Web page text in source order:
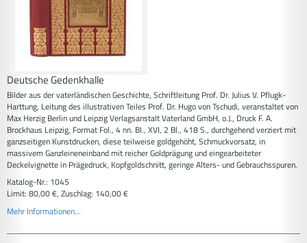
Deutsche Gedenkhalle
Bilder aus der vaterländischen Geschichte, Schriftleitung Prof. Dr. Julius V. Pflugk-
Harttung, Leitung des illustrativen Teiles Prof. Dr. Hugo von Tschudi, veranstaltet von
Max Herzig Berlin und Leipzig Verlagsanstalt Vaterland GmbH, o.J., Druck F. A.
Brockhaus Leipzig, Format Fol., 4 nn. Bl., XVI, 2 Bl., 418 S., durchgehend verziert mit
ganzseitigen Kunstdrucken, diese teilweise goldgehöht, Schmuckvorsatz, in
massivem Ganzleineneinband mit reicher Goldprägung und eingearbeiteter
Deckelvignette in Prägedruck, Kopfgoldschnitt, geringe Alters- und Gebrauchsspuren.
Katalog-Nr.: 1045
Limit: 80,00 €, Zuschlag: 140,00 €
Mehr Informationen...